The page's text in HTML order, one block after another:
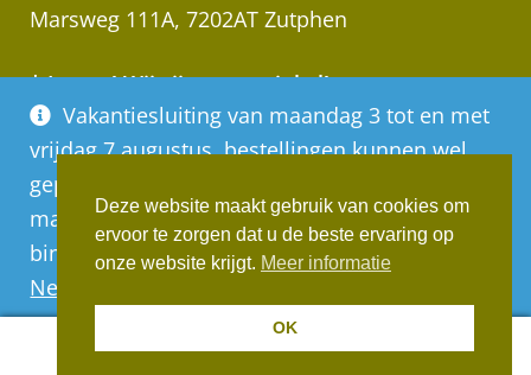
Vakantiesluiting van maandag 3 tot en met
vrijdag 7 augustus, bestellingen kunnen wel
geplaatst worden, deze worden vanaf
maandag 10 augustus op volgorde van
binnenkomst verwerkt
Negeren
Marsweg 111A, 7202AT Zutphen
* Let op! Wij zijn geen winkel!
Afhalen van bestellingen op afspraak!
0
Deze website maakt gebruik van cookies om
ervoor te zorgen dat u de beste ervaring op
onze website krijgt. Meer informatie
OK